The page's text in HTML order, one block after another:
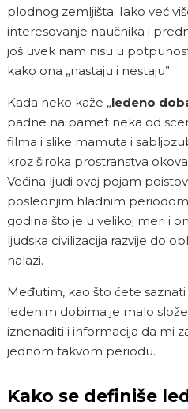
plodnog zemljišta. Iako već
interesovanje naučnika i
još uvek nam nisu u
kako ona „nastaju i nestaju”.
Kada neko kaže „ledeno
padne na pamet neka od
filma i slike mamuta i
kroz široka prostranstva
Većina ljudi ovaj pojam
poslednjim hladnim periodom
godina što je u velikoj meri i
ljudska civilizacija razvije do
nalazi.
Međutim, kao što ćete
ledenim dobima je malo
iznenaditi i informacija da mi
jednom takvom periodu.
Kako se definiše